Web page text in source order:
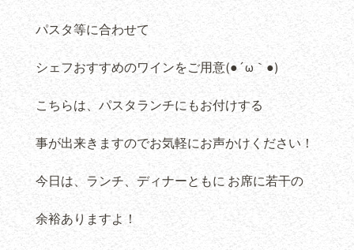
パスタ等に合わせて
シェフおすすめのワインをご用意(●´ω｀●)
こちらは、パスタランチにもお付けする
事が出来きますのでお気軽にお声かけください！
今日は、ランチ、ディナーともに お席に若干の
余裕ありますよ！